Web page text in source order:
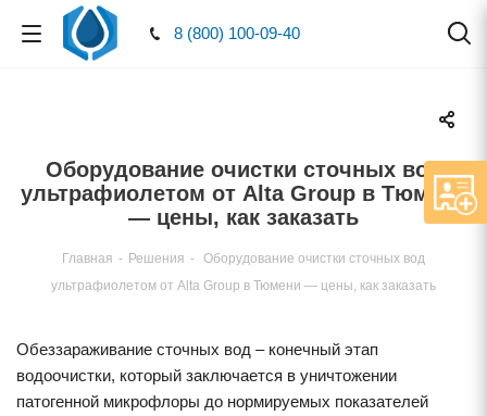
8 (800) 100-09-40
Оборудование очистки сточных вод
ультрафиолетом от Alta Group в Тюмени
— цены, как заказать
Главная - Решения - Оборудование очистки сточных вод
ультрафиолетом от Alta Group в Тюмени — цены, как заказать
Обеззараживание сточных вод – конечный этап
водоочистки, который заключается в уничтожении
патогенной микрофлоры до нормируемых показателей